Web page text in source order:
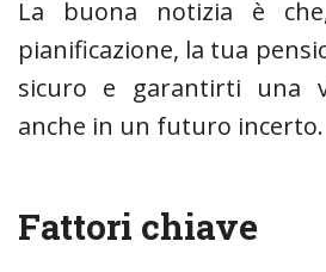
La buona notizia è
pianificazione, la tua
sicuro e garantirti una
anche in un futuro incerto.
Fattori chiave